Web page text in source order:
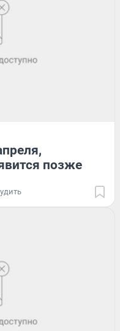
позже